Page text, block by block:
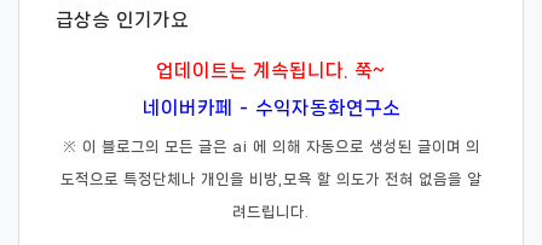
급상승 인기가요
업데이트는 계속됩니다. 쭉~
네이버카페 - 수익자동화연구소
※ 이 블로그의 모든 글은 ai 에 의해 자동으로 생성된 글이며 의
도적으로 특정단체나 개인을 비방,모욕 할 의도가 전혀 없음을 알
려드립니다.